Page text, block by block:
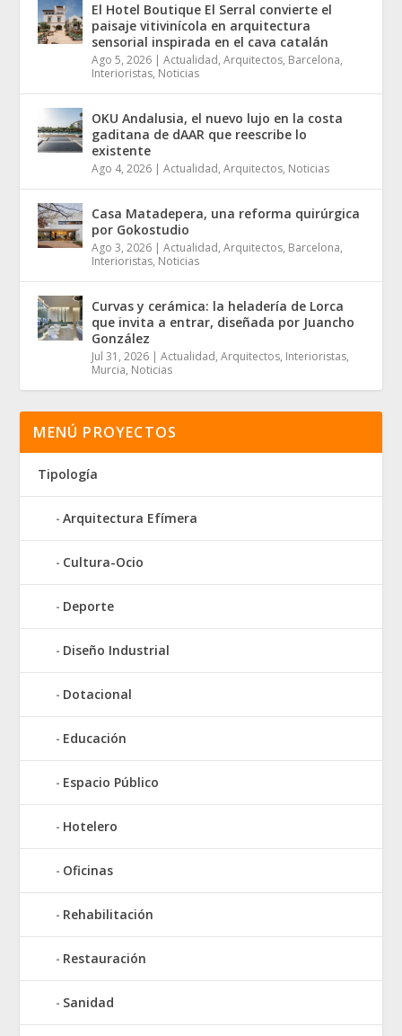
El Hotel Boutique El Serral convierte el
paisaje vitivinícola en arquitectura
sensorial inspirada en el cava catalán
Ago 5, 2026 |Actualidad,Arquitectos, Barcelona,
Interioristas, Noticias
OKU Andalusia, el nuevo lujo en la costa
gaditana de dAAR que reescribe lo
existente
Ago 4, 2026 |Actualidad,Arquitectos, Noticias
Casa Matadepera, una reforma quirúrgica
por Gokostudio
Ago 3, 2026 |Actualidad,Arquitectos, Barcelona,
Interioristas, Noticias
Curvas y cerámica: la heladería de Lorca
que invita a entrar, diseñada por Juancho
González
Jul 31, 2026 |Actualidad,Arquitectos, Interioristas,
Murcia, Noticias
MENÚ PROYECTOS
Tipología
Arquitectura Efímera
Cultura-Ocio
Deporte
Diseño Industrial
Dotacional
Educación
Espacio Público
Hotelero
Oficinas
Rehabilitación
Restauración
Sanidad